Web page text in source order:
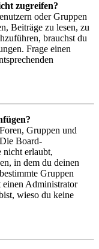
zugreifen?
oder Gruppen
Beiträge zu lesen, zu
brauchst du
Frage einen
Gruppen und
Board-
nicht erlaubt,
in dem du deinen
Gruppen
einen Administrator
wieso du keine